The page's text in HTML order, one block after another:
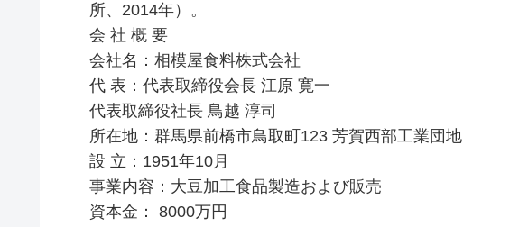
所、2014年）。
会 社 概 要
会社名：相模屋食料株式会社
代 表：代表取締役会長 江原 寛一
代表取締役社長 鳥越 淳司
所在地：群馬県前橋市鳥取町123 芳賀西部工業団地
設 立：1951年10月
事業内容：大豆加工食品製造および販売
資本金： 8000万円